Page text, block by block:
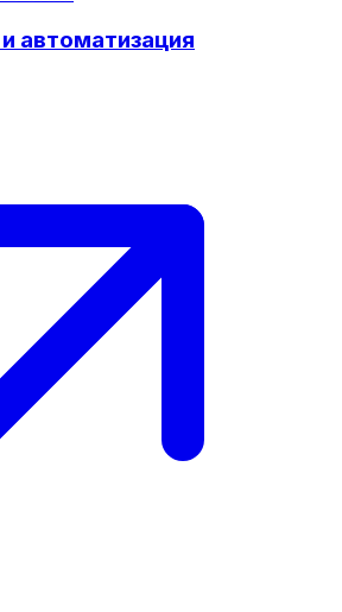
автоматизация